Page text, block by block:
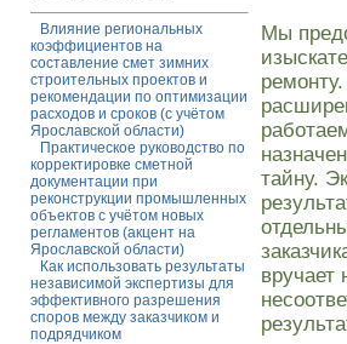
Влияние региональных
коэффициентов на
составление смет зимних
строительных проектов и
рекомендации по оптимизации
расходов и сроков (с учётом
Ярославской области)
Практическое руководство по
корректировке сметной
документации при
реконструкции промышленных
объектов с учётом новых
регламентов (акцент на
Ярославской области)
Как использовать результаты
независимой экспертизы для
эффективного разрешения
споров между заказчиком и
подрядчиком
Мы
тайну.
вручает